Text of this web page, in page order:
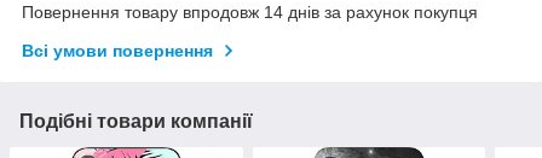
Повернення товару впродовж 14 днів за рахунок покупця
Всі умови повернення
Подібні товари компанії